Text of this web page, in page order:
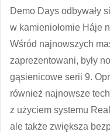
Demo Days odbywały
w kamieniołomie Háje
Wśród najnowszych
zaprezentowani, były
gąsienicowe serii 9.
również najnowsze
z użyciem systemu
ale także zwiększa